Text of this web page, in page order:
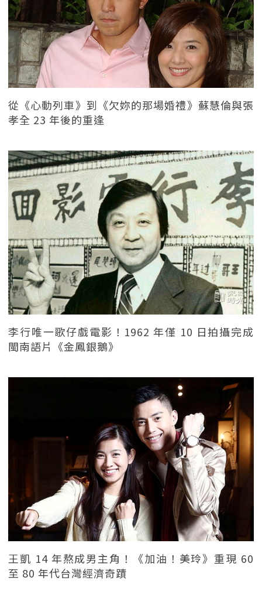
從《心動列車》到《欠妳的那場婚禮》蘇慧倫與張
孝全 23 年後的重逢
李行唯一歌仔戲電影！1962 年僅 10 日拍攝完成
閩南語片《金鳳銀鵝》
王凱 14 年熬成男主角！《加油！美玲》重現 60
至 80 年代台灣經濟奇蹟